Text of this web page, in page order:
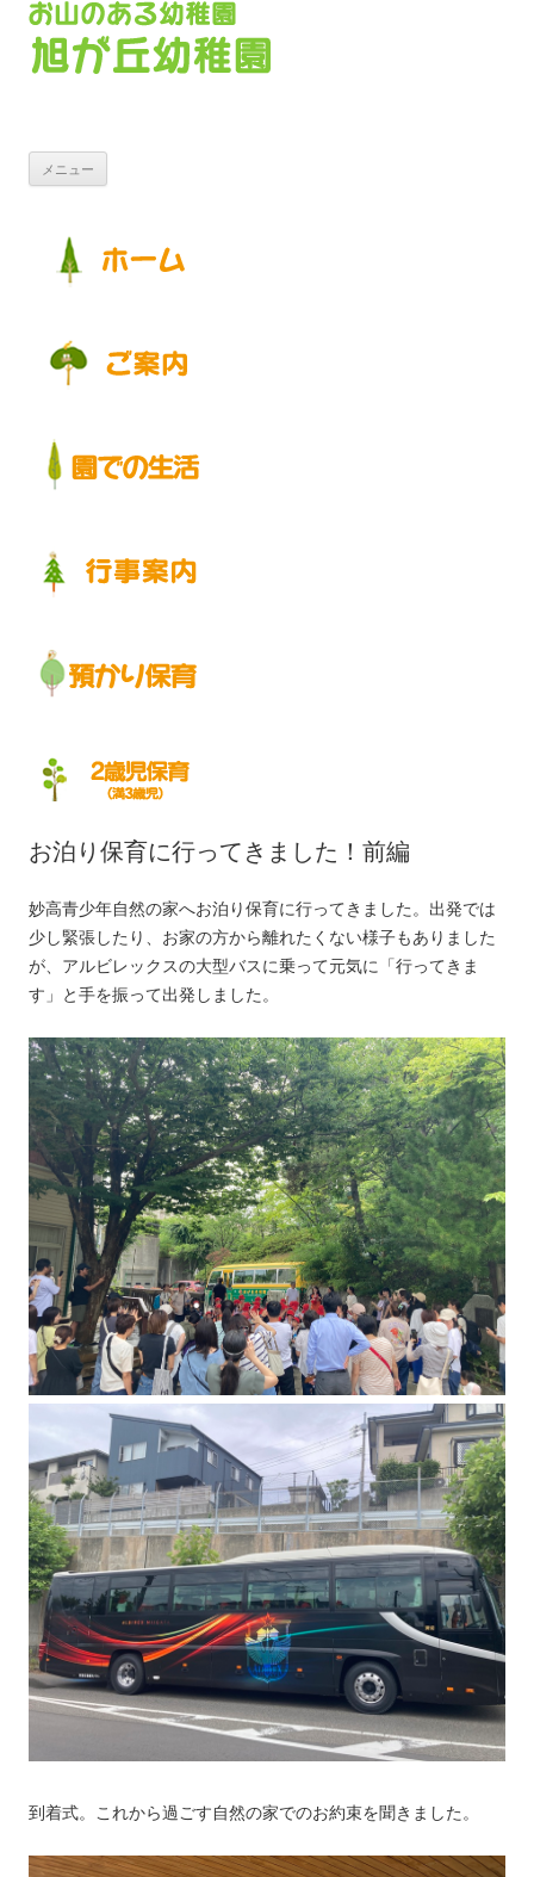
メニュー
お泊り保育に行ってきました！前編
妙高青少年自然の家へお泊り保育に行ってきました。出発では
少し緊張したり、お家の方から離れたくない様子もありました
が、アルビレックスの大型バスに乗って元気に「行ってきま
す」と手を振って出発しました。
到着式。これから過ごす自然の家でのお約束を聞きました。